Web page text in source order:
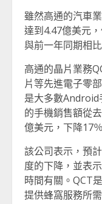
雖然高通的汽車
達到4.47億美元
與前一年同期相
高通的晶片業務
片等先進電子零
是大多數Android
的手機銷售額從
億美元，下降17
該公司表示，預
度的下降，並表
時間有關。QCT
提供蜂窩服務所